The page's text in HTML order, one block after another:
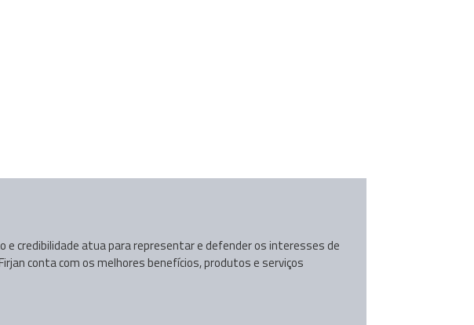
e credibilidade atua para representar e defender os interesses de
conta com os melhores benefícios, produtos e serviços